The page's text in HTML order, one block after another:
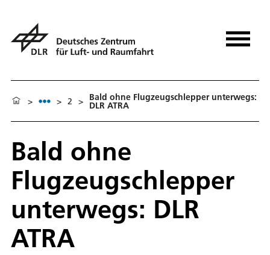
> > 2 > Bald ohne Flugzeugschlepper unterwegs:
DLR ATRA
Bald ohne
Flugzeugschlepper
unterwegs: DLR
ATRA